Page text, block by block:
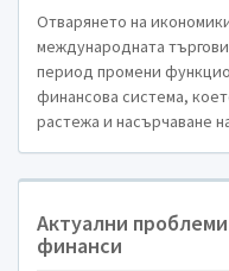
Отварянето на
международната
период промени
финансова система,
растежа и насърчаване
Актуални
финанси